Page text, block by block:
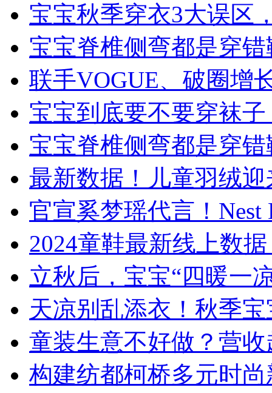
宝宝秋季穿衣3大误区
宝宝脊椎侧弯都是穿
联手VOGUE、破圈增
宝宝到底要不要穿袜
宝宝脊椎侧弯都是穿
最新数据！儿童羽绒
官宣奚梦瑶代言！Nest
​2024童鞋最新线上数
立秋后，宝宝“四暖一
天凉别乱添衣！秋季
童装生意不好做？营
构建纺都柯桥多元时